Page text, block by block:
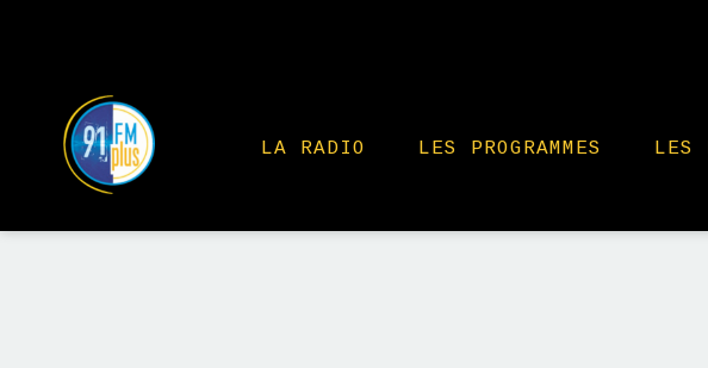
LA RADIO LES PROGRAMMES LES